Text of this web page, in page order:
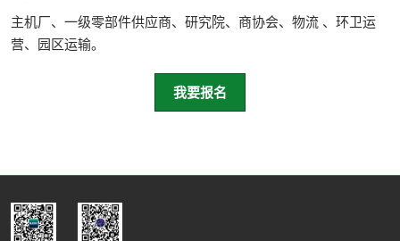
主机厂、一级零部件供应商、研究院、商协会、物流 、环卫运
营、园区运输。
我要报名